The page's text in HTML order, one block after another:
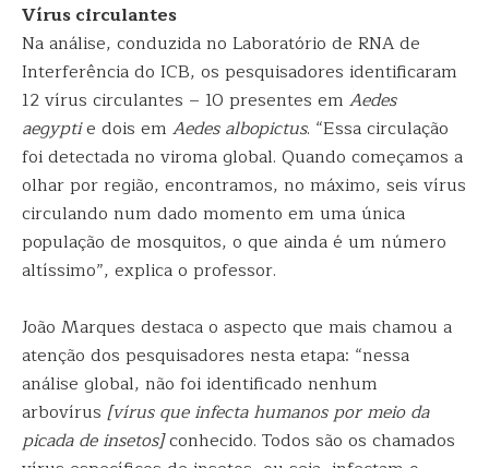
Vírus circulantes
Na análise, conduzida no Laboratório de RNA de
Interferência do ICB, os pesquisadores identificaram
12 vírus circulantes – 10 presentes em Aedes
aegyptie dois em Aedes albopictus. “Essa circulação
foi detectada no viroma global. Quando começamos a
olhar por região, encontramos, no máximo, seis vírus
circulando num dado momento em uma única
população de mosquitos, o que ainda é um número
altíssimo”, explica o professor.
João Marques destaca o aspecto que mais chamou a
atenção dos pesquisadores nesta etapa: “nessa
análise global, não foi identificado nenhum
arbovírus [vírus que infecta humanos por meio da
picada de insetos]conhecido. Todos são os chamados